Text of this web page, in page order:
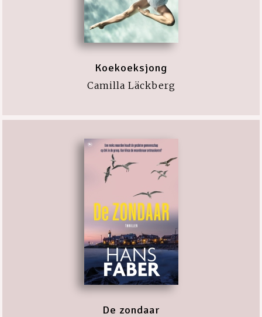
Koekoeksjong
Camilla Läckberg
De zondaar